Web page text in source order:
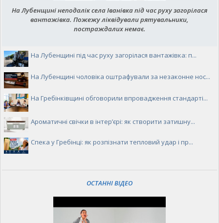
На Лубенщині неподалік села Іванівка під час руху загорілася
вантажівка. Пожежу ліквідували рятувальники,
постраждалих немає.
На Лубенщині під час руху загорілася вантажівка: п...
На Лубенщині чоловіка оштрафували за незаконне нос...
На Гребінківщині обговорили впровадження стандарті...
Ароматичні свічки в інтер’єрі: як створити затишну...
Спека у Гребінці: як розпізнати тепловий удар і пр...
ОСТАННІ ВІДЕО